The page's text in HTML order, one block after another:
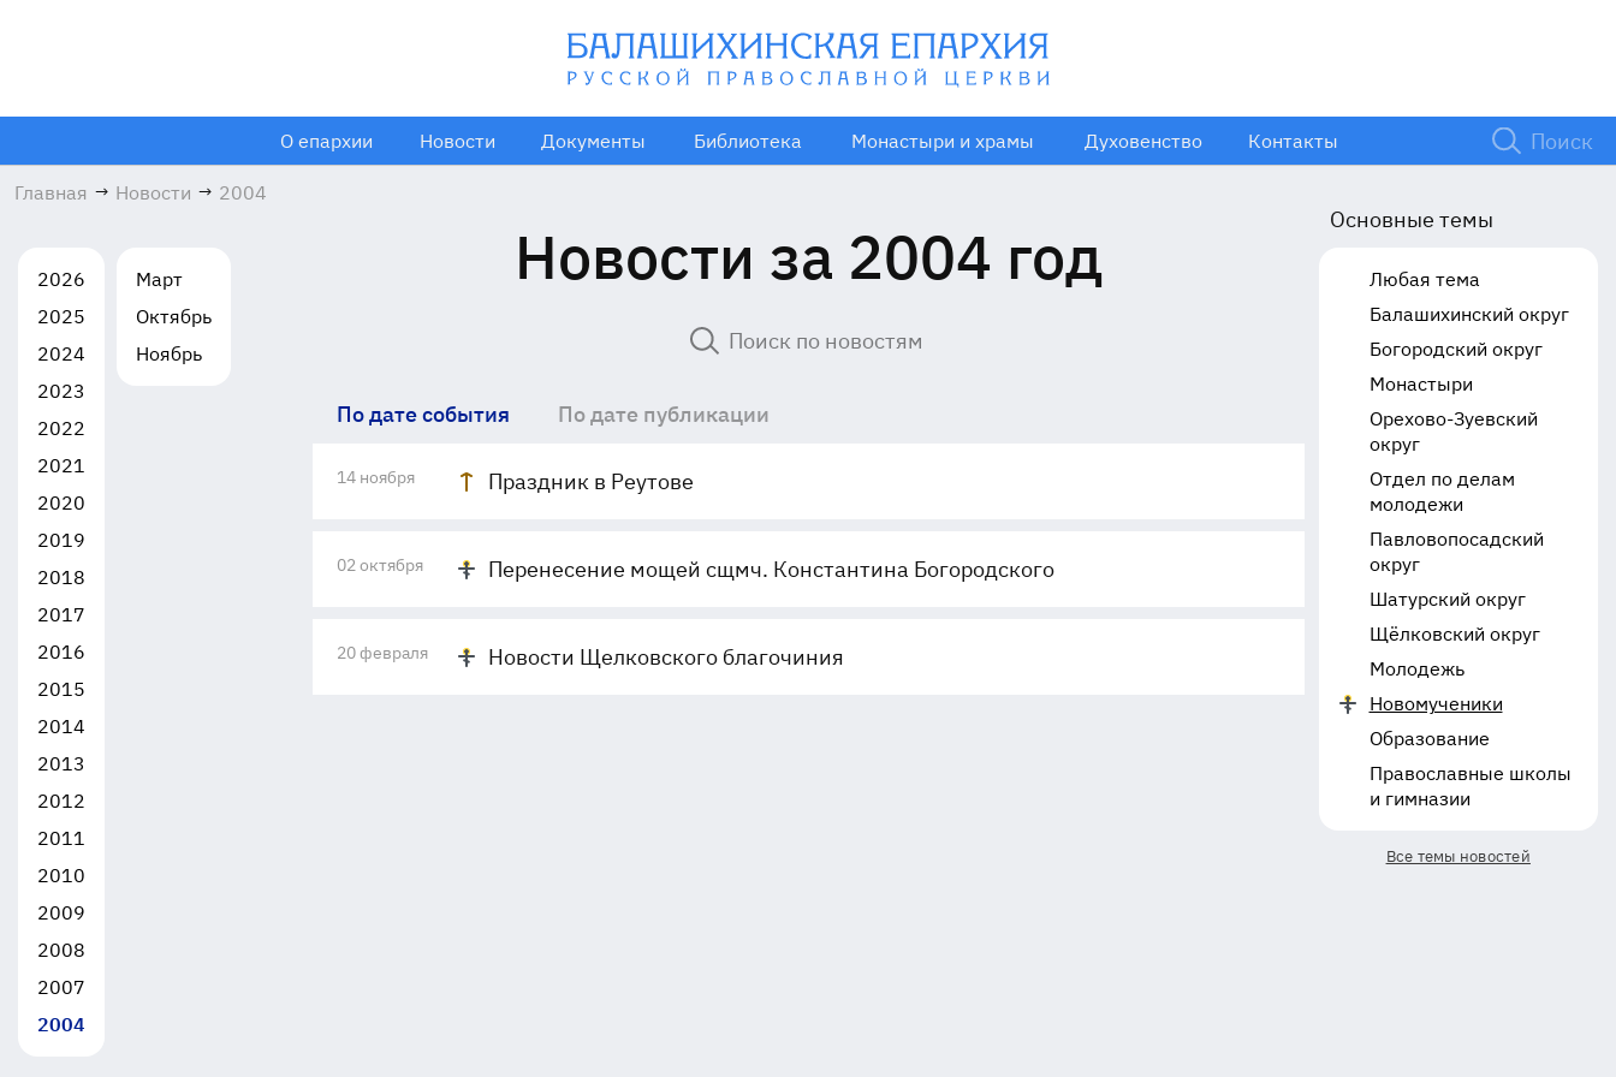
О епархии Новости Документы Библиотека Монастыри и храмы Духовенство Контакты
Главная → Новости → 2004
2026
2025
2024
2023
2022
2021
2020
2019
2018
2017
2016
2015
2014
2013
2012
2011
2010
2009
2008
2007
2004
Март
Октябрь
Ноябрь
Новости за 2004 год
По дате события По дате публикации
14 ноября Праздник в Реутове
02 октября Перенесение мощей сщмч. Константина Богородского
20 февраля Новости Щелковского благочиния
Основные темы
Любая тема
Балашихинский округ
Богородский округ
Монастыри
Орехово-Зуевский
округ
Отдел по делам
молодежи
Павловопосадский
округ
Шатурский округ
Щёлковский округ
Молодежь
Новомученики
Образование
Православные школы
и гимназии
Все темы новостей